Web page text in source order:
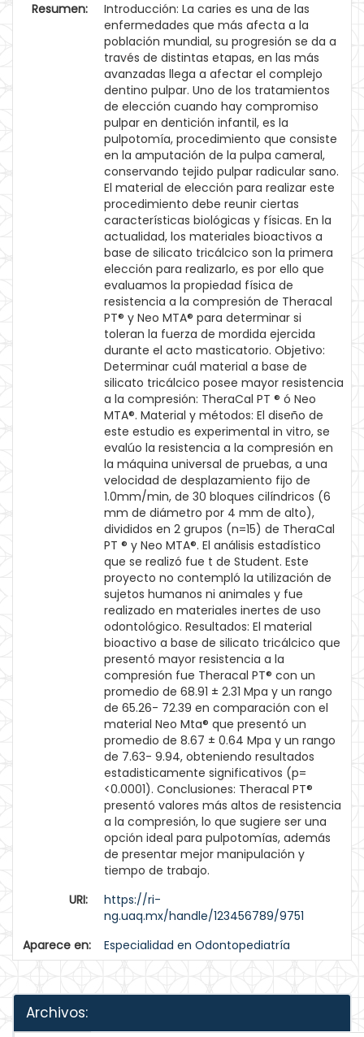
Resumen:
Introducción: La caries es una de las
enfermedades que más afecta a la
población mundial, su progresión se da a
través de distintas etapas, en las más
avanzadas llega a afectar el complejo
dentino pulpar. Uno de los tratamientos
de elección cuando hay compromiso
pulpar en dentición infantil, es la
pulpotomía, procedimiento que consiste
en la amputación de la pulpa cameral,
conservando tejido pulpar radicular sano.
El material de elección para realizar este
procedimiento debe reunir ciertas
características biológicas y físicas. En la
actualidad, los materiales bioactivos a
base de silicato tricálcico son la primera
elección para realizarlo, es por ello que
evaluamos la propiedad física de
resistencia a la compresión de Theracal
PT® y Neo MTA® para determinar si
toleran la fuerza de mordida ejercida
durante el acto masticatorio. Objetivo:
Determinar cuál material a base de
silicato tricálcico posee mayor resistencia
a la compresión: TheraCal PT ® ó Neo
MTA®. Material y métodos: El diseño de
este estudio es experimental in vitro, se
evalúo la resistencia a la compresión en
la máquina universal de pruebas, a una
velocidad de desplazamiento fijo de
1.0mm/min, de 30 bloques cilíndricos (6
mm de diámetro por 4 mm de alto),
divididos en 2 grupos (n=15) de TheraCal
PT ® y Neo MTA®. El análisis estadístico
que se realizó fue t de Student. Este
proyecto no contempló la utilización de
sujetos humanos ni animales y fue
realizado en materiales inertes de uso
odontológico. Resultados: El material
bioactivo a base de silicato tricálcico que
presentó mayor resistencia a la
compresión fue Theracal PT® con un
promedio de 68.91 ± 2.31 Mpa y un rango
de 65.26- 72.39 en comparación con el
material Neo Mta® que presentó un
promedio de 8.67 ± 0.64 Mpa y un rango
de 7.63- 9.94, obteniendo resultados
estadisticamente significativos (p=
<0.0001). Conclusiones: Theracal PT®
presentó valores más altos de resistencia
a la compresión, lo que sugiere ser una
opción ideal para pulpotomías, además
de presentar mejor manipulación y
tiempo de trabajo.
URI:
https://ri-
ng.uaq.mx/handle/123456789/9751
Aparece en:
Especialidad en Odontopediatría
Archivos: